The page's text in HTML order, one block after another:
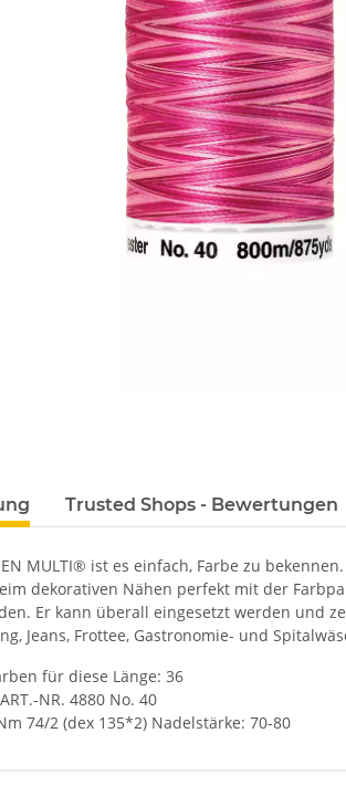
Trusted Shops - Bewertungen
MULTI® ist es einfach, Farbe zu
dekorativen Nähen perfekt mit der
Er kann überall eingesetzt werden und
Jeans, Frottee, Gastronomie- und
für diese Länge: 36
NR. 4880 No. 40
74/2 (dex 135*2) Nadelstärke: 70-80